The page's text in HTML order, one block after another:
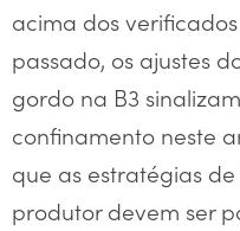
acima dos
passado, os ajustes
gordo na B3
confinamento neste
que as estratégias
produtor devem ser